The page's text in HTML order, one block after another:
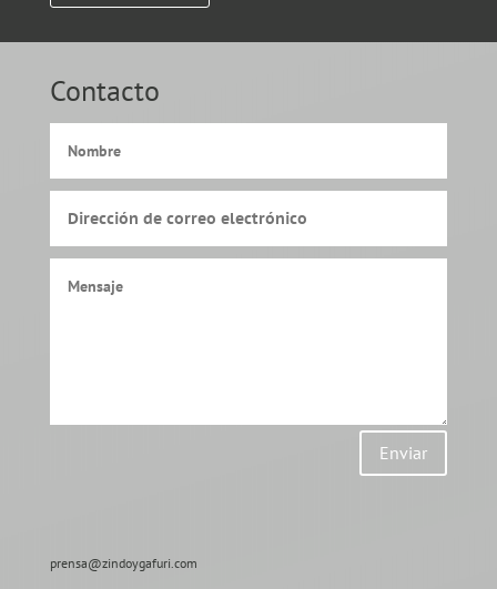
Contacto
Enviar
prensa@zindoygafuri.com